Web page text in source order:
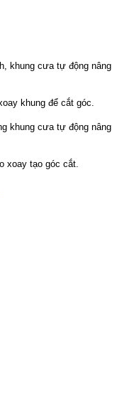
khung cưa tự động nâng
khung để cắt góc.
khung cưa tự động nâng
xoay tạo góc cắt.